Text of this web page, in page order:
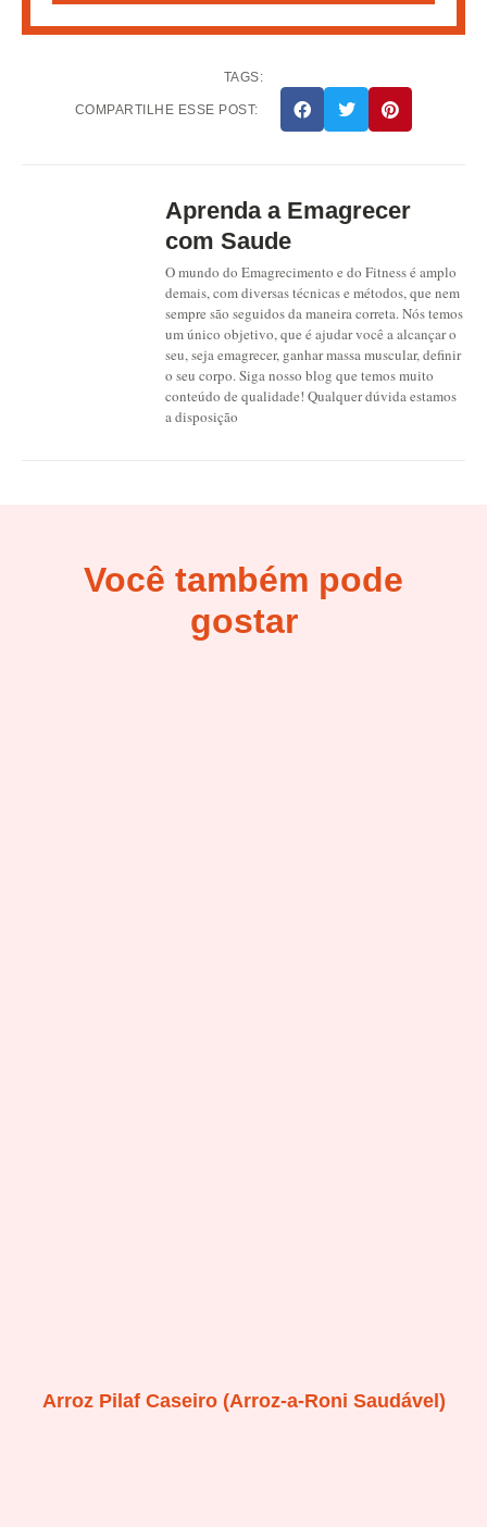
TAGS:
COMPARTILHE ESSE POST:
Aprenda a Emagrecer
com Saude
O mundo do Emagrecimento e do Fitness é amplo
demais, com diversas técnicas e métodos, que nem
sempre são seguidos da maneira correta. Nós temos
um único objetivo, que é ajudar você a alcançar o
seu, seja emagrecer, ganhar massa muscular, definir
o seu corpo. Siga nosso blog que temos muito
conteúdo de qualidade! Qualquer dúvida estamos
a disposição
Você também pode
gostar
Arroz Pilaf Caseiro (Arroz-a-Roni Saudável)